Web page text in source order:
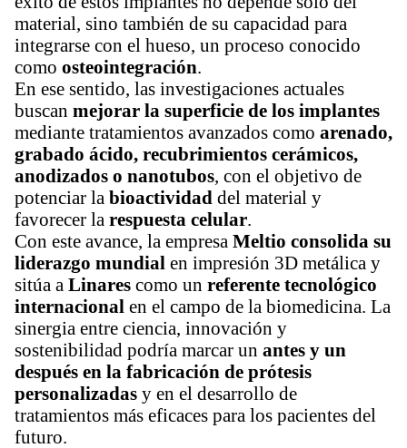
material, sino también de su capacidad para
integrarse con el hueso, un proceso conocido
como osteointegración.
En ese sentido, las investigaciones actuales
buscan mejorar la superficie de los implantes
mediante tratamientos avanzados como arenado,
grabado ácido, recubrimientos cerámicos,
anodizados o nanotubos, con el objetivo de
potenciar la bioactividad del material y
favorecer la respuesta celular.
Con este avance, la empresa Meltio consolida su
liderazgo mundial en impresión 3D metálica y
sitúa a Linares como un referente tecnológico
internacional en el campo de la biomedicina. La
sinergia entre ciencia, innovación y
sostenibilidad podría marcar un antes y un
después en la fabricación de prótesis
personalizadas y en el desarrollo de
tratamientos más eficaces para los pacientes del
futuro.